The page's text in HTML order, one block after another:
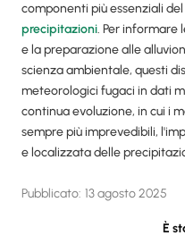
componenti più essenziali
precipitazioni. Per informare
e la preparazione alle
scienza ambientale, questi
meteorologici fugaci in dati
continua evoluzione, in cui i
sempre più imprevedibili,
e localizzata delle
Pubblicato: 13 agosto 2025
È